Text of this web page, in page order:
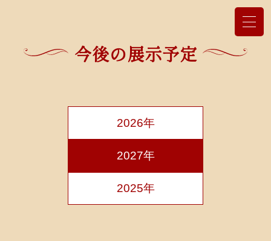
今後の展示予定
2026年
2027年
2025年